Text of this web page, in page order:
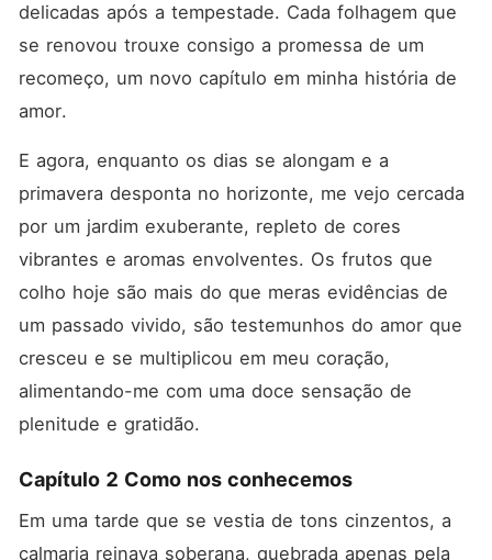
delicadas após a tempestade. Cada folhagem que
se renovou trouxe consigo a promessa de um
recomeço, um novo capítulo em minha história de
amor.
E agora, enquanto os dias se alongam e a
primavera desponta no horizonte, me vejo cercada
por um jardim exuberante, repleto de cores
vibrantes e aromas envolventes. Os frutos que
colho hoje são mais do que meras evidências de
um passado vivido, são testemunhos do amor que
cresceu e se multiplicou em meu coração,
alimentando-me com uma doce sensação de
plenitude e gratidão.
Capítulo 2 Como nos conhecemos
Em uma tarde que se vestia de tons cinzentos, a
calmaria reinava soberana, quebrada apenas pela